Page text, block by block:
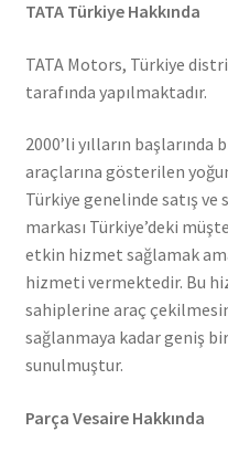
TATA Türkiye Hakkında
TATA Motors, Türkiye
tarafında yapılmaktadır.
2000’li yılların
araçlarına gösterilen
Türkiye genelinde satış ve
markası Türkiye’deki
etkin hizmet sağlamak
hizmeti vermektedir. Bu
sahiplerine araç
sağlanmaya kadar geniş
sunulmuştur.
Parça Vesaire Hakkında